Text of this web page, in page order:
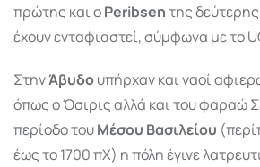
πρώτης και οPeribsenτης
έχουν ενταφιαστεί, σύμφωνα με το
ΣτηνΆβυδουπήρχαν και ναοί
όπως ο Όσιρις αλλά και του φαραώ
περίοδο τουΜέσου Βασιλείου
έως το 1700 πΧ) η πόλη έγινε